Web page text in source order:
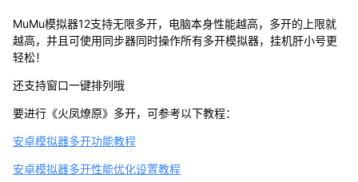
MuMu模拟器12支持无限多开，电脑本身性能越高，多开的上限就
越高，并且可使用同步器同时操作所有多开模拟器，挂机肝小号更
轻松！
还支持窗口一键排列哦
要进行《火凤燎原》多开，可参考以下教程：
安卓模拟器多开功能教程
安卓模拟器多开性能优化设置教程